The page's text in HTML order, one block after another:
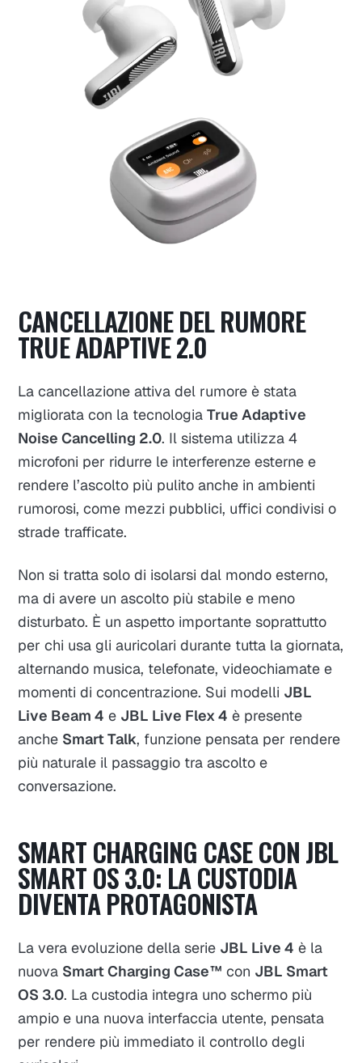
CANCELLAZIONE DEL RUMORE
TRUE ADAPTIVE 2.0
La cancellazione attiva del rumore è stata
migliorata con la tecnologiaTrue Adaptive
Noise Cancelling 2.0. Il sistema utilizza 4
microfoni per ridurre le interferenze esterne e
rendere l’ascolto più pulito anche in ambienti
rumorosi, come mezzi pubblici, uffici condivisi o
strade trafficate.
Non si tratta solo di isolarsi dal mondo esterno,
ma di avere un ascolto più stabile e meno
disturbato. È un aspetto importante soprattutto
per chi usa gli auricolari durante tutta la giornata,
alternando musica, telefonate, videochiamate e
momenti di concentrazione. Sui modelli JBL
Live Beam 4 e JBL Live Flex 4 è presente
anche Smart Talk, funzione pensata per rendere
più naturale il passaggio tra ascolto e
conversazione.
SMART CHARGING CASE CON JBL
SMART OS 3.0: LA CUSTODIA
DIVENTA PROTAGONISTA
La vera evoluzione della serie JBL Live 4 è la
nuova Smart Charging Case™ con JBL Smart
OS 3.0. La custodia integra uno schermo più
ampio e una nuova interfaccia utente, pensata
per rendere più immediato il controllo degli